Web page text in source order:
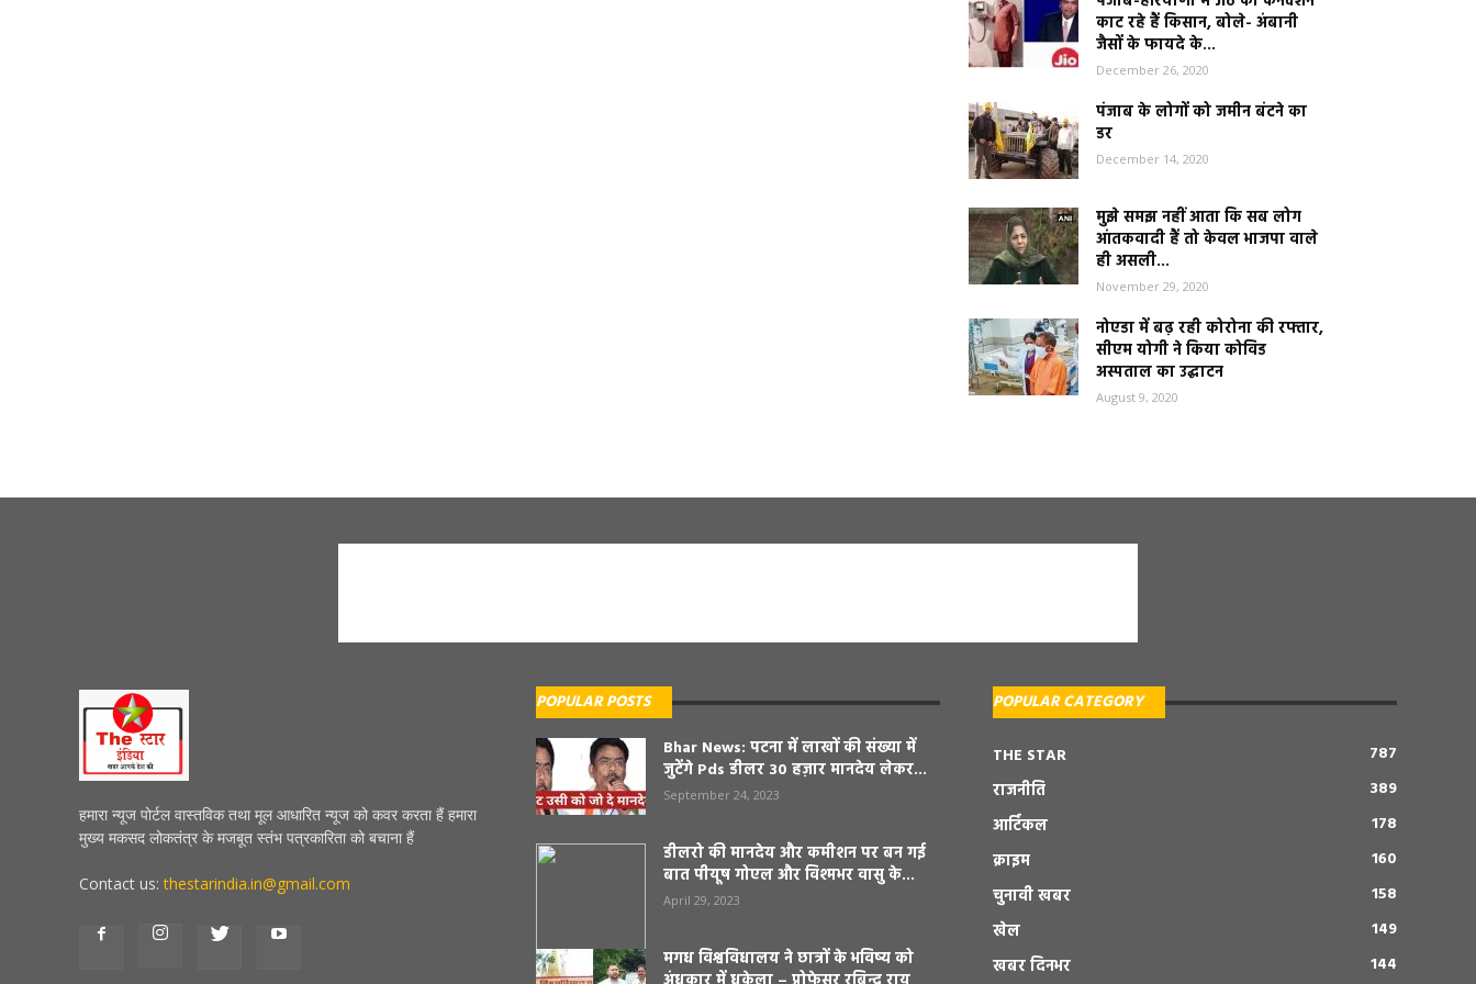
काट रहे हैं किसान, बोले- अंबानी
जैसों के फायदे के...
December 26, 2020
पंजाब के लोगों को जमीन बंटने का
डर
December 14, 2020
मुझे समझ नहीं आता कि सब लोग
आंतकवादी हैं तो केवल भाजपा वाले
ही असली...
November 29, 2020
नोएडा में बढ़ रही कोरोना की रफ्तार,
सीएम योगी ने किया कोविड
अस्पताल का उद्घाटन
August 9, 2020
हमारा न्यूज पोर्टल वास्तविक तथा मूल आधारित न्यूज को कवर करता हैं हमारा
मुख्य मकसद लोकतंत्र के मजबूत स्तंभ पत्रकारिता को बचाना हैं
Contact us:thestarindia.in@gmail.com
POPULAR POSTS
Bhar News: पटना में लाखों की संख्या में
जुटेंगे Pds डीलर 30 हज़ार मानदेय लेकर...
September 24, 2023
डीलरो की मानदेय और कमीशन पर बन गई
बात पीयूष गोएल और विश्मभर वासु के...
April 29, 2023
मगध विश्वविधालय ने छात्रों के भविष्य को
POPULAR CATEGORY
THE STAR
787
राजनीति
389
आर्टिकल
178
क्राइम
160
चुनावी खबर
158
खेल
149
खबर दिनभर
144